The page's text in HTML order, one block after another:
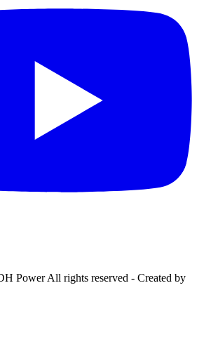
Power All rights reserved - Created by